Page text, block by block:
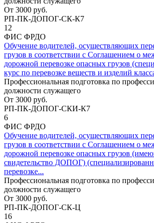
От 3000 руб.
РП-ПК-ДОПОГ-СК-К7
12
ФИС ФРДО
Обучение водителей, осуществляющих
грузов в соответствии с Соглашением о
дорожной перевозке опасных грузов
курс по перевозке веществ и изделий
Профессиональная подготовка по
должности служащего
От 3000 руб.
РП-ПК-ДОПОГ-СКИ-К7
6
ФИС ФРДО
Обучение водителей, осуществляющих
грузов в соответствии с Соглашением о
дорожной перевозке опасных грузов
свидетельство ДОПОГ)
перевозке...
Профессиональная подготовка по
должности служащего
От 3000 руб.
РП-ПК-ДОПОГ-СК-Ц
16